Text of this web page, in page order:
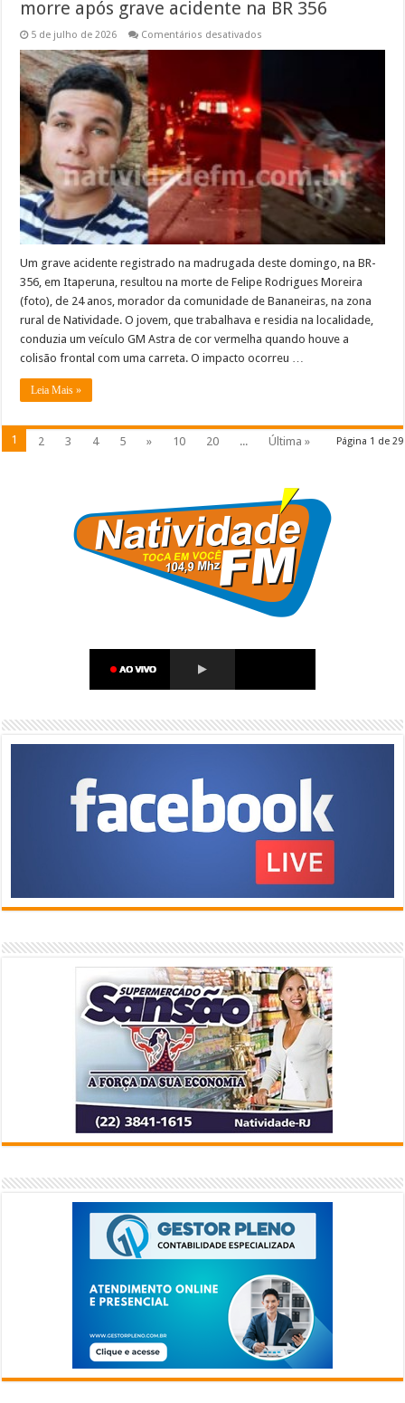
morre após grave acidente na BR 356
5 de julho de 2026 Comentários desativados
de
Natividade
morre
após
acidente
na
BR
Um grave acidente registrado na madrugada deste domingo, na BR-
356, em Itaperuna, resultou na morte de Felipe Rodrigues Moreira
(foto), de 24 anos, morador da comunidade de Bananeiras, na zona
rural de Natividade. O jovem, que trabalhava e residia na localidade,
conduzia um veículo GM Astra de cor vermelha quando houve a
colisão frontal com uma carreta. O impacto ocorreu …
Leia Mais »
Página 1 de 29
1 2 3 4 5 » 10 20 ... Última »